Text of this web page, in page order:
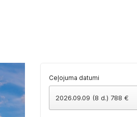
Ceļojuma datumi
2026.09.09 (8 d.) 788 €